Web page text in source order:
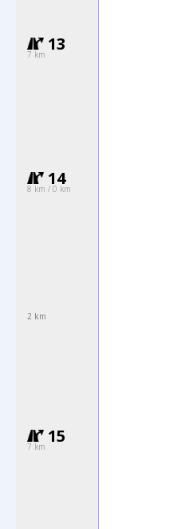
13
7 km
14
8 km / 0 km
2 km
15
7 km